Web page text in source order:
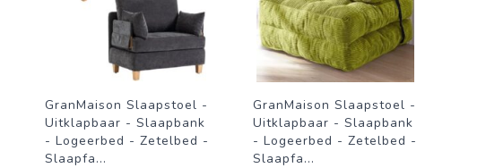
GranMaison Slaapstoel -
Uitklapbaar - Slaapbank
- Logeerbed - Zetelbed -
Slaapfa...
GranMaison Slaapstoel -
Uitklapbaar - Slaapbank
- Logeerbed - Zetelbed -
Slaapfa...